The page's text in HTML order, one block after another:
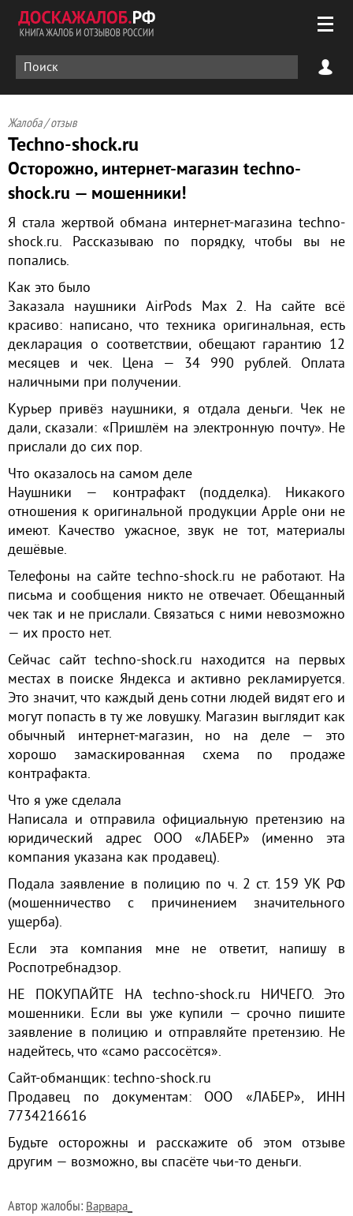
Жалоба / отзыв
Techno-shock.ru
Осторожно, интернет-магазин techno-
shock.ru — мошенники!
Я стала жертвой обмана интернет-магазина techno-
shock.ru. Рассказываю по порядку, чтобы вы не
попались.
Как это было
Заказала наушники AirPods Max 2. На сайте всё
красиво: написано, что техника оригинальная, есть
декларация о соответствии, обещают гарантию 12
месяцев и чек. Цена — 34 990 рублей. Оплата
наличными при получении.
Курьер привёз наушники, я отдала деньги. Чек не
дали, сказали: «Пришлём на электронную почту». Не
прислали до сих пор.
Что оказалось на самом деле
Наушники — контрафакт (подделка). Никакого
отношения к оригинальной продукции Apple они не
имеют. Качество ужасное, звук не тот, материалы
дешёвые.
Телефоны на сайте techno-shock.ru не работают. На
письма и сообщения никто не отвечает. Обещанный
чек так и не прислали. Связаться с ними невозможно
— их просто нет.
Сейчас сайт techno-shock.ru находится на первых
местах в поиске Яндекса и активно рекламируется.
Это значит, что каждый день сотни людей видят его и
могут попасть в ту же ловушку. Магазин выглядит как
обычный интернет-магазин, но на деле — это
хорошо замаскированная схема по продаже
контрафакта.
Что я уже сделала
Написала и отправила официальную претензию на
юридический адрес ООО «ЛАБЕР» (именно эта
компания указана как продавец).
Подала заявление в полицию по ч. 2 ст. 159 УК РФ
(мошенничество с причинением значительного
ущерба).
Если эта компания мне не ответит, напишу в
Роспотребнадзор.
НЕ ПОКУПАЙТЕ НА techno-shock.ru НИЧЕГО. Это
мошенники. Если вы уже купили — срочно пишите
заявление в полицию и отправляйте претензию. Не
надейтесь, что «само рассосётся».
Сайт-обманщик: techno-shock.ru
Продавец по документам: ООО «ЛАБЕР», ИНН
7734216616
Будьте осторожны и расскажите об этом отзыве
другим — возможно, вы спасёте чьи-то деньги.
Автор жалобы: Варвара_